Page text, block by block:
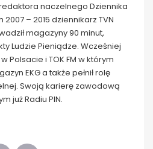
naczelnego Dziennika
– 2015 dziennikarz TVN
magazyny 90 minut,
Ludzie Pieniądze. Wcześniej
Polsacie i TOK FM w którym
EKG a także pełnił rolę
Swoją karierę zawodową
już Radiu PIN.